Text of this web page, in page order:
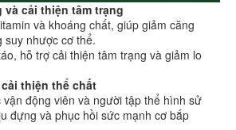
cải thiện tâm trạng
và khoáng chất, giúp giảm căng
suy nhược cơ thể.
hỗ trợ cải thiện tâm trạng và giảm lo
thiện thể chất
động viên và người tập thể hình sử
đựng và phục hồi sức mạnh cơ bắp